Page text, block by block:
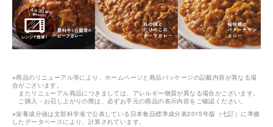
※商品のリニューアル等により、ホームページと商品パッケージの記載内容が異なる場
合がございます。
またリニューアル商品につきましては、アレルギー物質が異なる場合がございます。
ご購入・お召し上がりの際は、必ずお手元の商品の表示内容をご確認ください。
※栄養成分値は文部科学省で公表している日本食品標準成分表2015年版（七訂）に準拠
したデータベースにより、計算されています。